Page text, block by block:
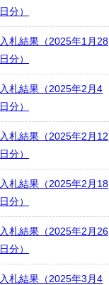
日分）
入札結果（2025年1月28
日分）
入札結果（2025年2月4
日分）
入札結果（2025年2月12
日分）
入札結果（2025年2月18
日分）
入札結果（2025年2月26
日分）
入札結果（2025年3月4